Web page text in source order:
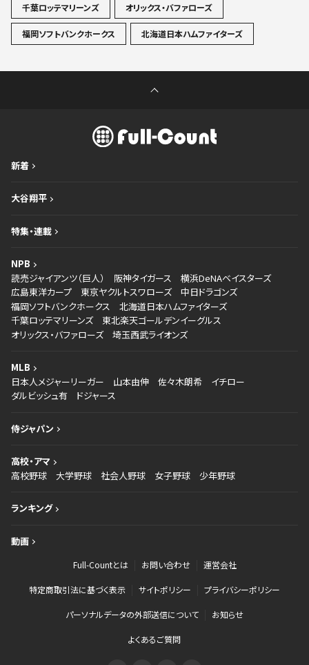
千葉ロッテマリーンズ オリックス・バファローズ
福岡ソフトバンクホークス 北海道日本ハムファイターズ
新着
大谷翔平
特集・連載
NPB
読売ジャイアンツ（巨人）
阪神タイガース
横浜DeNAベイスターズ
広島東洋カープ
東京ヤクルトスワローズ
中日ドラゴンズ
福岡ソフトバンクホークス
北海道日本ハムファイターズ
千葉ロッテマリーンズ
東北楽天ゴールデンイーグルス
オリックス・バファローズ
埼玉西武ライオンズ
MLB
日本人メジャーリーガー
山本由伸 佐々木朗希
イチロー
ダルビッシュ有
ドジャース
侍ジャパン
高校・アマ
高校野球
大学野球 社会人野球 女子野球 少年野球
ランキング
動画
Full-Countとは お問い合わせ 運営会社
特定商取引法に基づく表示 サイトポリシー プライバシーポリシー
パーソナルデータの外部送信について お知らせ
よくあるご質問